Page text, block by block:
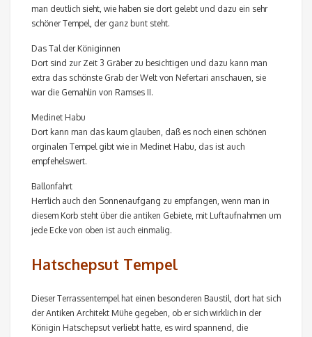
man deutlich sieht, wie haben sie dort gelebt und dazu ein sehr
schöner Tempel, der ganz bunt steht.
Das Tal der Königinnen
Dort sind zur Zeit 3 Gräber zu besichtigen und dazu kann man
extra das schönste Grab der Welt von Nefertari anschauen, sie
war die Gemahlin von Ramses II.
Medinet Habu
Dort kann man das kaum glauben, daß es noch einen schönen
orginalen Tempel gibt wie in Medinet Habu, das ist auch
empfehelswert.
Ballonfahrt
Herrlich auch den Sonnenaufgang zu empfangen, wenn man in
diesem Korb steht über die antiken Gebiete, mit Luftaufnahmen um
jede Ecke von oben ist auch einmalig.
Hatschepsut Tempel
Dieser Terrassentempel hat einen besonderen Baustil, dort hat sich
der Antiken Architekt Mühe gegeben, ob er sich wirklich in der
Königin Hatschepsut verliebt hatte, es wird spannend, die